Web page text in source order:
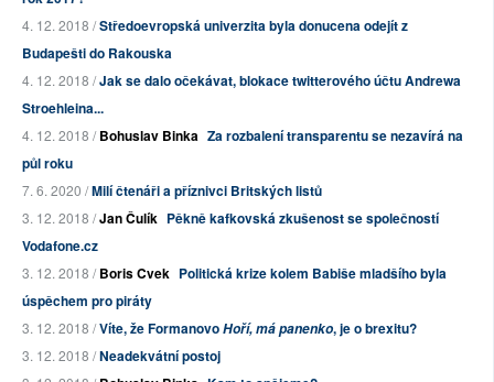
4. 12. 2018 /Středoevropská univerzita byla donucena odejít z
Budapešti do Rakouska
4. 12. 2018 /Jak se dalo očekávat, blokace twitterového účtu Andrewa
Stroehleina...
4. 12. 2018 /Bohuslav Binka Za rozbalení transparentu se nezavírá na
půl roku
7. 6. 2020 /Milí čtenáři a příznivci Britských listů
3. 12. 2018 /Jan Čulík Pěkně kafkovská zkušenost se společností
Vodafone.cz
3. 12. 2018 /Boris Cvek Politická krize kolem Babiše mladšího byla
úspěchem pro piráty
3. 12. 2018 /Víte, že FormanovoHoří, má panenko, je o brexitu?
3. 12. 2018 /Neadekvátní postoj